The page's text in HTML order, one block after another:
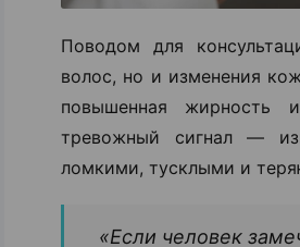
Поводом для
волос, но и изменения
повышенная жирность
тревожный сигнал —
ломкими, тусклыми и
«Если человек